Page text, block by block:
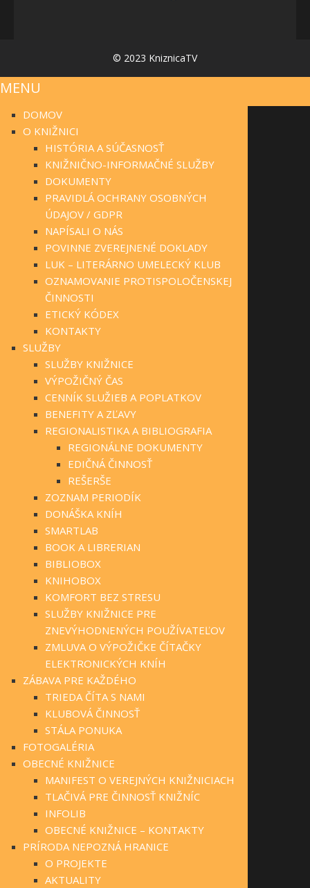
© 2023 KniznicaTV
MENU
DOMOV
O KNIŽNICI
HISTÓRIA A SÚČASNOSŤ
KNIŽNIČNO-INFORMAČNÉ SLUŽBY
DOKUMENTY
PRAVIDLÁ OCHRANY OSOBNÝCH
ÚDAJOV / GDPR
NAPÍSALI O NÁS
POVINNE ZVEREJNENÉ DOKLADY
LUK – LITERÁRNO UMELECKÝ KLUB
OZNAMOVANIE PROTISPOLOČENSKEJ
ČINNOSTI
ETICKÝ KÓDEX
KONTAKTY
SLUŽBY
SLUŽBY KNIŽNICE
VÝPOŽIČNÝ ČAS
CENNÍK SLUŽIEB A POPLATKOV
BENEFITY A ZĽAVY
REGIONALISTIKA A BIBLIOGRAFIA
REGIONÁLNE DOKUMENTY
EDIČNÁ ČINNOSŤ
REŠERŠE
ZOZNAM PERIODÍK
DONÁŠKA KNÍH
SMARTLAB
BOOK A LIBRERIAN
BIBLIOBOX
KNIHOBOX
KOMFORT BEZ STRESU
SLUŽBY KNIŽNICE PRE
ZNEVÝHODNENÝCH POUŽÍVATEĽOV
ZMLUVA O VÝPOŽIČKE ČÍTAČKY
ELEKTRONICKÝCH KNÍH
ZÁBAVA PRE KAŽDÉHO
TRIEDA ČÍTA S NAMI
KLUBOVÁ ČINNOSŤ
STÁLA PONUKA
FOTOGALÉRIA
OBECNÉ KNIŽNICE
MANIFEST O VEREJNÝCH KNIŽNICIACH
TLAČIVÁ PRE ČINNOSŤ KNIŽNÍC
INFOLIB
OBECNÉ KNIŽNICE – KONTAKTY
PRÍRODA NEPOZNÁ HRANICE
O PROJEKTE
AKTUALITY